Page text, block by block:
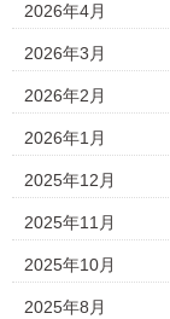
2026年4月
2026年3月
2026年2月
2026年1月
2025年12月
2025年11月
2025年10月
2025年8月